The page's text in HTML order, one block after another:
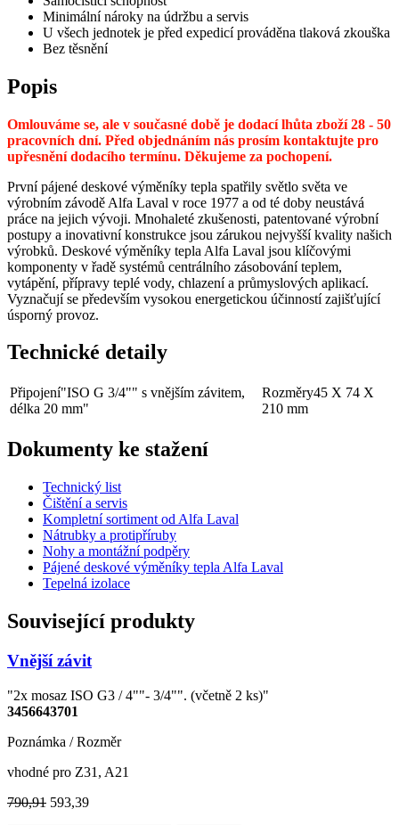
Minimální nároky na údržbu a servis
U všech jednotek je před expedicí prováděna tlaková zkouška
Bez těsnění
Popis
Omlouváme se, ale v současné době je dodací lhůta zboží 28 - 50
pracovních dní. Před objednáním nás prosím kontaktujte pro
upřesnění dodacího termínu. Děkujeme za pochopení.
První pájené deskové výměníky tepla spatřily světlo světa ve
výrobním závodě Alfa Laval v roce 1977 a od té doby neustává
práce na jejich vývoji. Mnohaleté zkušenosti, patentované výrobní
postupy a inovativní konstrukce jsou zárukou nejvyšší kvality našich
výrobků. Deskové výměníky tepla Alfa Laval jsou klíčovými
komponenty v řadě systémů centrálního zásobování teplem,
vytápění, přípravy teplé vody, chlazení a průmyslových aplikací.
Vyznačují se především vysokou energetickou účinností zajišťující
úsporný provoz.
Technické detaily
Připojení"ISO G 3/4"" s vnějším závitem,
délka 20 mm"
Rozměry45 X 74 X
210 mm
Dokumenty ke stažení
Technický list
Čištění a servis
Kompletní sortiment od Alfa Laval
Nátrubky a protipříruby
Nohy a montážní podpěry
Pájené deskové výměníky tepla Alfa Laval
Tepelná izolace
Související produkty
Vnější závit
"2x mosaz ISO G3 / 4""- 3/4"". (včetně 2 ks)"
3456643701
Poznámka / Rozměr
vhodné pro Z31, A21
790,91 593,39